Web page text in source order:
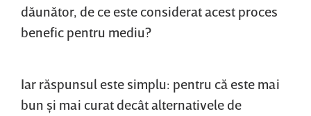
dăunător, de ce este considerat acest proces
benefic pentru mediu?
Iar răspunsul este simplu: pentru că este mai
bun şi mai curat decât alternativele de